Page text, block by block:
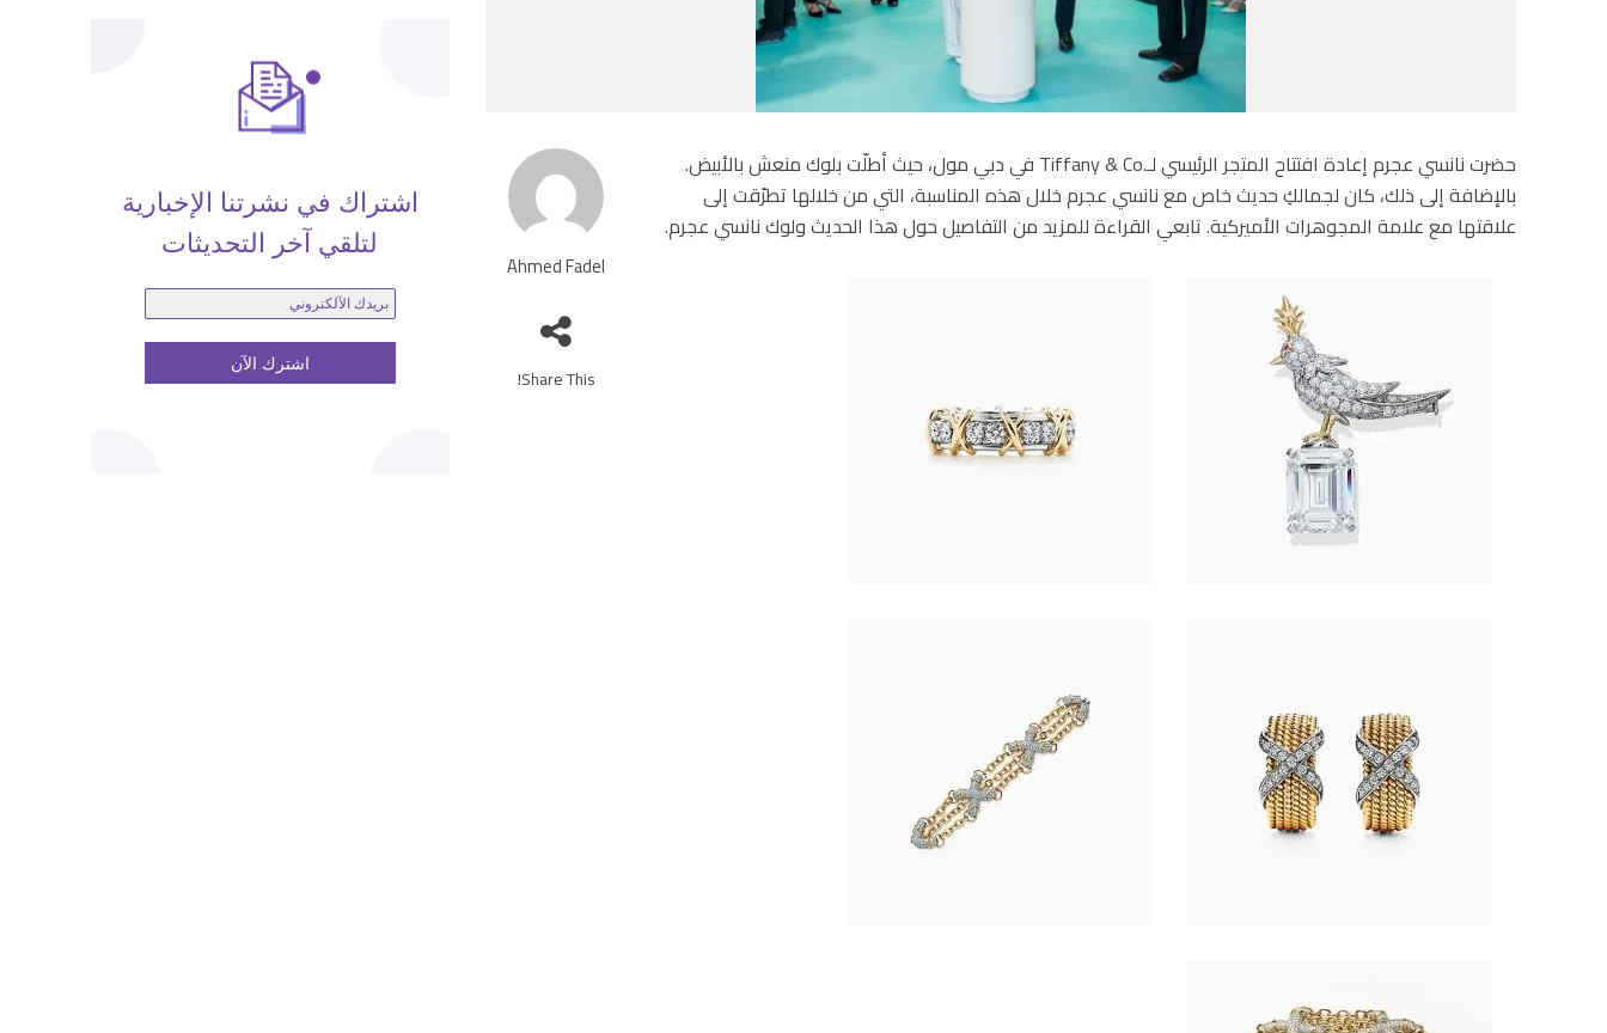
اشتراك في نشرتنا الإخبارية
لتلقي آخر التحديثات
Ahmed Fadel
Share This!
حضرت نانسي عجرم إعادة افتتاح المتجر الرئيسي لـ.Tiffany & Co في دبي مول، حيث أطلّت بلوك منعش بالأبيض.
بالإضافة إلى ذلك، كان لجمالكِ حديث خاص مع نانسي عجرم خلال هذه المناسبة، التي من خلالها تطرّقت إلى
علاقتها مع علامة المجوهرات الأميركية. تابعي القراءة للمزيد من التفاصيل حول هذا الحديث ولوك نانسي عجرم.